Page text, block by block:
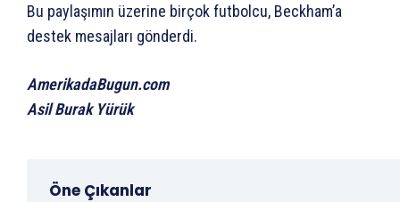
Bu paylaşımın üzerine birçok futbolcu, Beckham’a
destek mesajları gönderdi.
AmerikadaBugun.com
Asil Burak Yürük
Öne Çıkanlar